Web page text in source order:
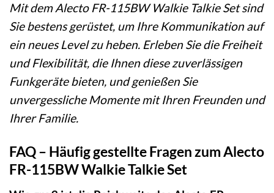
Mit dem Alecto FR-115BW Walkie Talkie Set sind
Sie bestens gerüstet, um Ihre Kommunikation auf
ein neues Level zu heben. Erleben Sie die Freiheit
und Flexibilität, die Ihnen diese zuverlässigen
Funkgeräte bieten, und genießen Sie
unvergessliche Momente mit Ihren Freunden und
Ihrer Familie.
FAQ – Häufig gestellte Fragen zum Alecto
FR-115BW Walkie Talkie Set